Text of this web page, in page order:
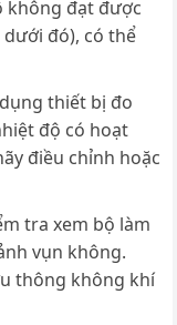
không đạt được
dưới đó), có thể
thiết bị đo
độ có hoạt
điều chỉnh hoặc
tra xem bộ làm
vụn không.
thông không khí